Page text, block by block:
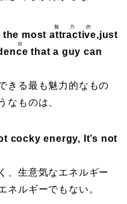
most attractive
魅力的
,just
that a guy can
きる最も魅力的なもの
なものは、
cocky energy, It’s not
、生意気なエネルギー
ネルギーでもない。